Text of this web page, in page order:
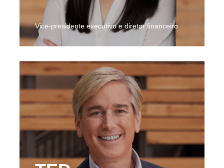
Vice-presidente executivo e diretor financeiro